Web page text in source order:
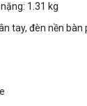
1.31 kg
tay, đèn nền bàn